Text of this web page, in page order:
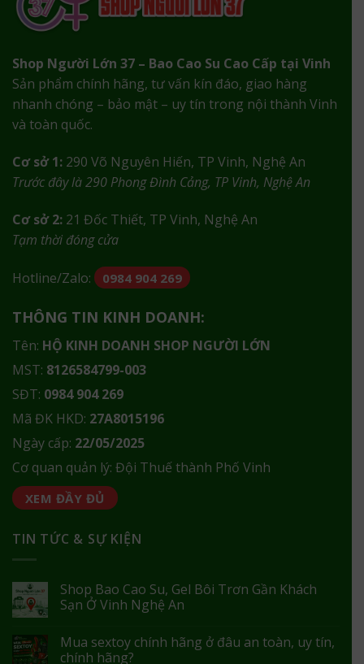
Shop Người Lớn 37 – Bao Cao Su Cao Cấp tại Vinh
Sản phẩm chính hãng, tư vấn kín đáo, giao hàng
nhanh chóng – bảo mật – uy tín trong nội thành Vinh
và toàn quốc.
Cơ sở 1: 290 Võ Nguyên Hiến, TP Vinh, Nghệ An
Trước đây là 290 Phong Đình Cảng, TP Vinh, Nghệ An
Cơ sở 2: 21 Đốc Thiết, TP Vinh, Nghệ An
Tạm thời đóng cửa
Hotline/Zalo: 0984 904 269
THÔNG TIN KINH DOANH:
Tên: HỘ KINH DOANH SHOP NGƯỜI LỚN
MST: 8126584799-003
SĐT: 0984 904 269
Mã ĐK HKD: 27A8015196
Ngày cấp: 22/05/2025
Cơ quan quản lý: Đội Thuế thành Phố Vinh
XEM ĐẦY ĐỦ
TIN TỨC & SỰ KIỆN
Shop Bao Cao Su, Gel Bôi Trơn Gần Khách
Sạn Ở Vinh Nghệ An
Mua sextoy chính hãng ở đâu an toàn, uy tín,
chính hãng?